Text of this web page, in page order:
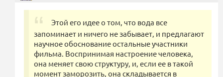
Этой его идее о том, что вода все
запоминает и ничего не забывает, и предлагают
научное обоснование остальные участники
фильма. Воспринимая настроение человека,
она меняет свою структуру, и, если ее в такой
момент заморозить, она складывается в